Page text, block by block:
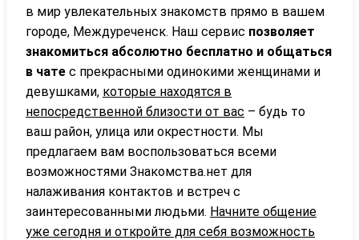
в мир увлекательных знакомств прямо в вашем
городе, Междуреченск. Наш сервис позволяет
знакомиться абсолютно бесплатно и общаться
в чате с прекрасными одинокими женщинами и
девушками, которые находятся в
непосредственной близости от вас – будь то
ваш район, улица или окрестности. Мы
предлагаем вам воспользоваться всеми
возможностями Знакомства.нет для
налаживания контактов и встреч с
заинтересованными людьми. Начните общение
уже сегодня и откройте для себя возможность